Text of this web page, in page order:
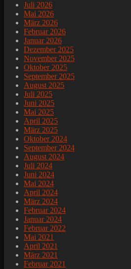
Juli 2026
Mai 2026
März 2026
Februar 2026
Januar 2026
Dezember 2025
November 2025
Oktober 2025
September 2025
August 2025
Juli 2025
Juni 2025
Mai 2025
April 2025
März 2025
Oktober 2024
September 2024
August 2024
Juli 2024
Juni 2024
Mai 2024
April 2024
März 2024
Februar 2024
Januar 2024
Februar 2022
Mai 2021
April 2021
März 2021
Februar 2021